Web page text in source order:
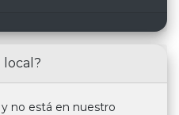
local?
no está en nuestro